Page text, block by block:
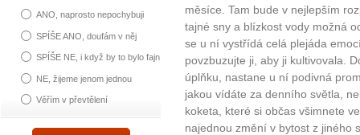
ANO, naprosto nepochybuji
SPÍŠE ANO, doufám v něj
SPÍŠE NE, i když by to bylo fajn
NE, žijeme jenom jednou
Věřím v převtělení
měsíce. Tam bude v nejlepším
tajné sny a blízkost vody možná
se u ní vystřídá celá plejáda
povzbuzujte ji, aby ji kultivovala.
úplňku, nastane u ní podivná
jakou vídáte za denního světla,
koketa, které si občas všimnete
najednou změní v bytost z jiného